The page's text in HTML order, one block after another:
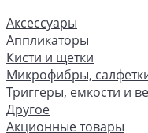
Аксессуары
Аппликаторы
Кисти и щетки
Микрофибры,
Триггеры, емкости и
Другое
Акционные товары